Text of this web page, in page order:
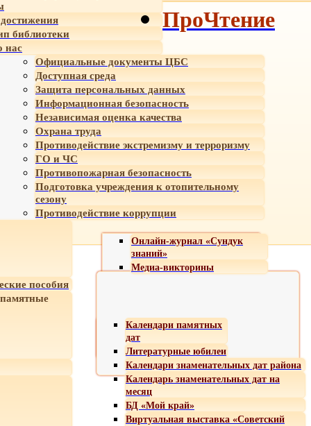
библиотеки
нас
Официальные документы ЦБС
Доступная среда
Защита персональных данных
Информационная безопасность
Независимая оценка качества
Охрана труда
Противодействие экстремизму и терроризму
ГО и ЧС
Противопожарная безопасность
Подготовка учреждения к отопительному
сезону
Противодействие коррупции
Онлайн-журнал «Сундук
знаний»
Медиа-викторины
пособия
Календари памятных
дат
Литературные юбилеи
Календари знаменательных дат района
Календарь знаменательных дат на
месяц
БД «Мой край»
Виртуальная выставка «Советский
ПроЧтение